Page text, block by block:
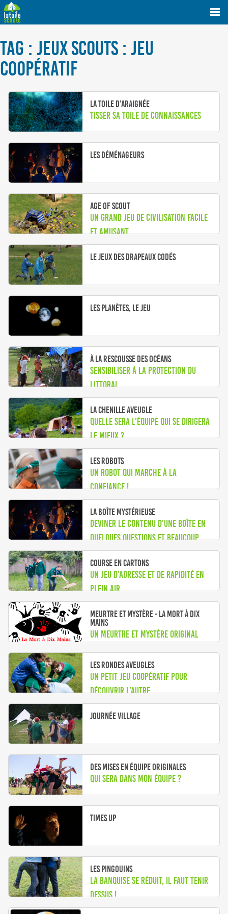
TAG : JEUX SCOUTS : JEU
COOPÉRATIF
La Toile d’Araignée
Tisser sa toile de connaissances
Les déménageurs
Age of Scout
Un grand jeu de civilisation facile
et amusant
Le jeux des drapeaux codés
Les planètes, le jeu
À la rescousse des océans
Sensibiliser à la protection du
littoral
La chenille aveugle
Quelle sera l’équipe qui se dirigera
le mieux ?
Les robots
Un robot qui marche à la
confiance !
La boîte mystérieuse
Deviner le contenu d’une boîte en
quelques questions et beaucoup
d’imagination.
Course en cartons
Un jeu d’adresse et de rapidité en
plein air
Meurtre et mystère - La Mort à dix
mains
Un meurtre et mystère original
Les rondes aveugles
Un petit jeu coopératif pour
découvrir l’autre
Journée village
Des mises en équipe originales
Qui sera dans mon équipe ?
Times Up
Les pingouins
La banquise se réduit, il faut tenir
dessus !